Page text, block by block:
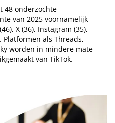
48 onderzochte
van 2025 voornamelijk
X (36), Instagram (35),
Platformen als Threads,
worden in mindere mate
van TikTok.